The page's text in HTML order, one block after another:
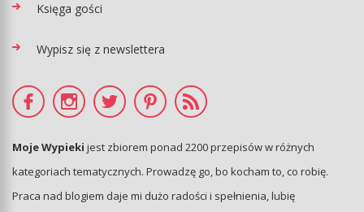
Księga gości
Wypisz się z newslettera
Moje Wypieki jest zbiorem ponad 2200 przepisów w różnych
kategoriach tematycznych. Prowadzę go, bo kocham to, co robię.
Praca nad blogiem daje mi dużo radości i spełnienia, lubię